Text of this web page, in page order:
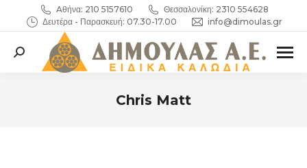
Aθήνα: 210 5157610
Θεσσαλονίκη: 2310 554628
Δευτέρα - Παρασκευή: 07.30-17.00
info@dimoulas.gr
Search:
Chris Matt